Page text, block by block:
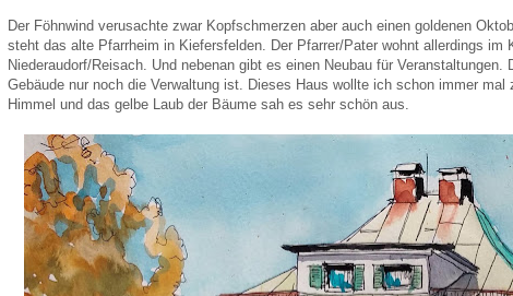
Der Föhnwind verusachte zwar Kopfschmerzen aber auch einen goldenen
steht das alte Pfarrheim in Kiefersfelden. Der Pfarrer/Pater wohnt allerdings im
Niederaudorf/Reisach. Und nebenan gibt es einen Neubau für
Gebäude nur noch die Verwaltung ist. Dieses Haus wollte ich schon immer mal
Himmel und das gelbe Laub der Bäume sah es sehr schön aus.